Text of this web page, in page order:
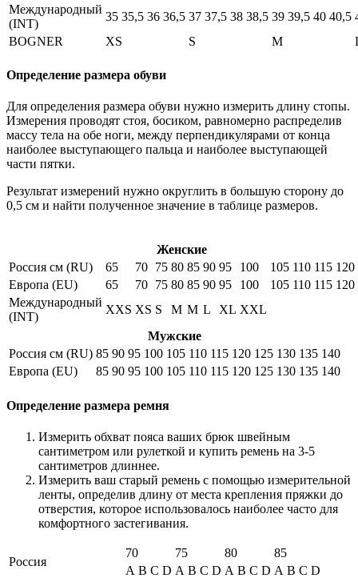
Международный
(INT)
35 35,5 36 36,5 37 37,5 38 38,5 39 39,5 40 40,5
BOGNER
XS S M
Определение размера обуви
Для определения размера обуви нужно измерить длину стопы.
Измерения проводят стоя, босиком, равномерно распределив
массу тела на обе ноги, между перпендикулярами от конца
наиболее выступающего пальца и наиболее выступающей
части пятки.
Результат измерений нужно округлить в большую сторону до
0,5 см и найти полученное значение в таблице размеров.
Женские
Россия см (RU)
65 70 75 80 85 90 95 100 105 110 115 120
Европа (EU)
65 70 75 80 85 90 95 100 105 110 115 120
Международный
(INT)
XXS XS S M M L XL XXL
Мужские
Россия см (RU) 85 90 95 100 105 110 115 120 125 130 135 140
Европа (EU)
85 90 95 100 105 110 115 120 125 130 135 140
Определение размера ремня
Измерить обхват пояса ваших брюк швейным
сантиметром или рулеткой и купить ремень на 3-5
сантиметров длиннее.
Измерить ваш старый ремень с помощью измерительной
ленты, определив длину от места крепления пряжки до
отверстия, которое использовалось наиболее часто для
комфортного застегивания.
Россия
70 75 80
85
A B C D A B C D A B C D A B C D